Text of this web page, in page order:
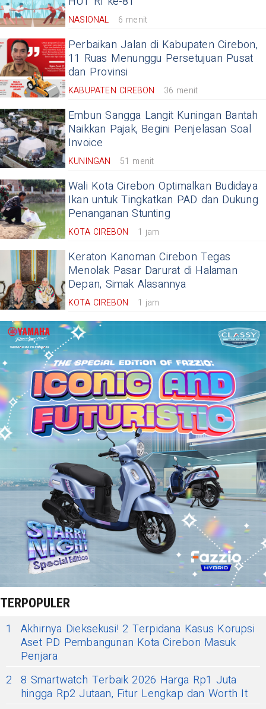
NASIONAL 6 menit
Perbaikan Jalan di Kabupaten Cirebon,
11 Ruas Menunggu Persetujuan Pusat
dan Provinsi
KABUPATEN CIREBON 36 menit
Embun Sangga Langit Kuningan Bantah
Naikkan Pajak, Begini Penjelasan Soal
Invoice
KUNINGAN 51 menit
Wali Kota Cirebon Optimalkan Budidaya
Ikan untuk Tingkatkan PAD dan Dukung
Penanganan Stunting
KOTA CIREBON 1 jam
Keraton Kanoman Cirebon Tegas
Menolak Pasar Darurat di Halaman
Depan, Simak Alasannya
KOTA CIREBON 1 jam
TERPOPULER
1
Akhirnya Dieksekusi! 2 Terpidana Kasus Korupsi
Aset PD Pembangunan Kota Cirebon Masuk
Penjara
2 8 Smartwatch Terbaik 2026 Harga Rp1 Juta
hingga Rp2 Jutaan, Fitur Lengkap dan Worth It